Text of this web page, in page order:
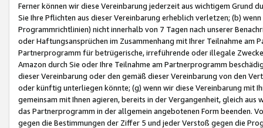
Ferner können wir diese Vereinbarung jederzeit aus wichtigem Grund
Sie Ihre Pflichten aus dieser Vereinbarung erheblich verletzen; (b)
Programmrichtlinien) nicht innerhalb von 7 Tagen nach unserer
oder Haftungsansprüchen im Zusammenhang mit Ihrer Teilnahme am
Partnerprogramm für betrügerische, irreführende oder illegale
Amazon durch Sie oder Ihre Teilnahme am Partnerprogramm
dieser Vereinbarung oder den gemäß dieser Vereinbarung von den
oder künftig unterliegen könnte; (g) wenn wir diese Vereinbarung mit
gemeinsam mit Ihnen agieren, bereits in der Vergangenheit, gleich
das Partnerprogramm in der allgemein angebotenen Form beenden.
gegen die Bestimmungen der Ziffer 5 und jeder Verstoß gegen die